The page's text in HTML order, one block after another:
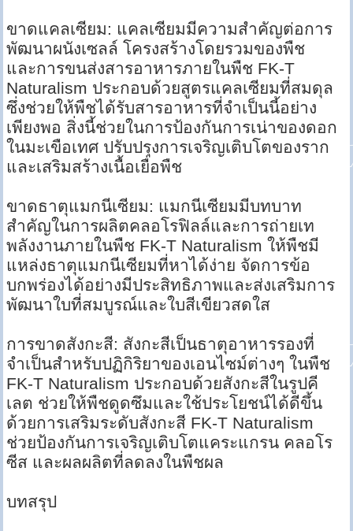
ขาดแคลเซียม: แคลเซียมมีความสำคัญต่อการ
พัฒนาผนังเซลล์ โครงสร้างโดยรวมของพืช
และการขนส่งสารอาหารภายในพืช FK-T
Naturalism ประกอบด้วยสูตรแคลเซียมที่สมดุล
ซึ่งช่วยให้พืชได้รับสารอาหารที่จำเป็นนี้อย่าง
เพียงพอ สิ่งนี้ช่วยในการป้องกันการเน่าของดอก
ในมะเขือเทศ ปรับปรุงการเจริญเติบโตของราก
และเสริมสร้างเนื้อเยื่อพืช
ขาดธาตุแมกนีเซียม: แมกนีเซียมมีบทบาท
สำคัญในการผลิตคลอโรฟิลล์และการถ่ายเท
พลังงานภายในพืช FK-T Naturalism ให้พืชมี
แหล่งธาตุแมกนีเซียมที่หาได้ง่าย จัดการข้อ
บกพร่องได้อย่างมีประสิทธิภาพและส่งเสริมการ
พัฒนาใบที่สมบูรณ์และใบสีเขียวสดใส
การขาดสังกะสี: สังกะสีเป็นธาตุอาหารรองที่
จำเป็นสำหรับปฏิกิริยาของเอนไซม์ต่างๆ ในพืช
FK-T Naturalism ประกอบด้วยสังกะสีในรูปคี
เลต ช่วยให้พืชดูดซึมและใช้ประโยชน์ได้ดีขึ้น
ด้วยการเสริมระดับสังกะสี FK-T Naturalism
ช่วยป้องกันการเจริญเติบโตแคระแกรน คลอโร
ซีส และผลผลิตที่ลดลงในพืชผล
บทสรุป